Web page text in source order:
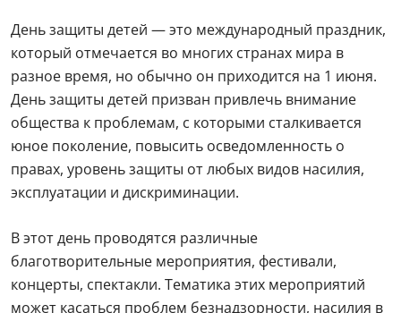
День защиты детей — это международный праздник,
который отмечается во многих странах мира в
разное время, но обычно он приходится на 1 июня.
День защиты детей призван привлечь внимание
общества к проблемам, с которыми сталкивается
юное поколение, повысить осведомленность о
правах, уровень защиты от любых видов насилия,
эксплуатации и дискриминации.
В этот день проводятся различные
благотворительные мероприятия, фестивали,
концерты, спектакли. Тематика этих мероприятий
может касаться проблем безнадзорности, насилия в